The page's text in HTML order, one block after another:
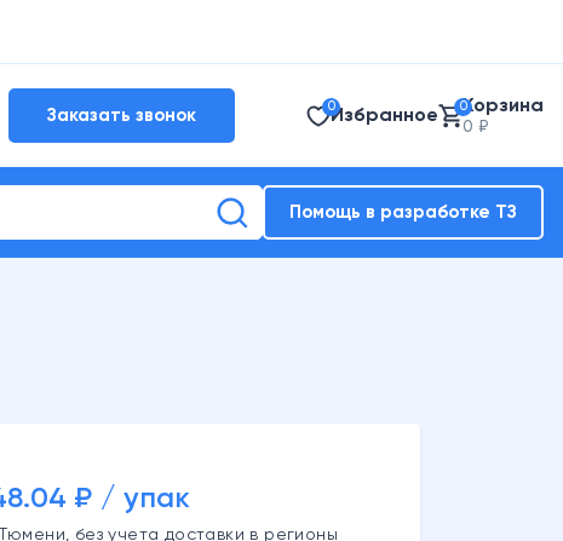
Заказать звонок
0Избранное 0Корзина
0 ₽
Помощь в разработке ТЗ
₽ / упак
без учета доставки в регионы